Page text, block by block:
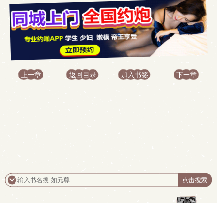
上一章 返回目录 加入书签 下一章